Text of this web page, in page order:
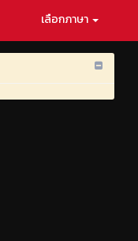
เลือกภาษา